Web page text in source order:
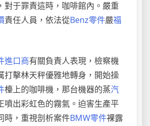
對于罪責這時，咖啡館內。嚴重
責任人員，依法從Benz零件嚴福
進口商有關負責人表現，檢察機
打擊林天秤優雅地轉身，開始操
檯上的咖啡機，那台機器的蒸汽
噴出彩虹色的霧氣。迫害生產平
時，重視剖析案件BMW零件裸露